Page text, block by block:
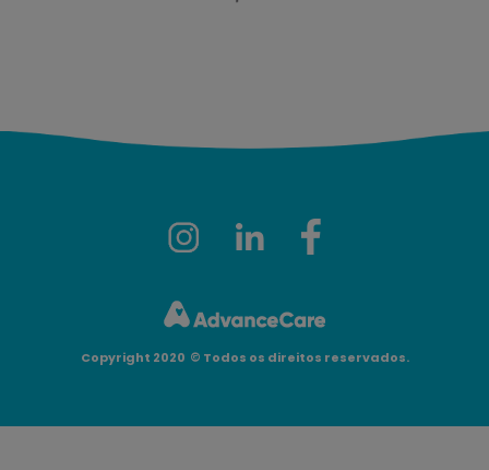
Copyright 2020 © Todos os direitos reservados.